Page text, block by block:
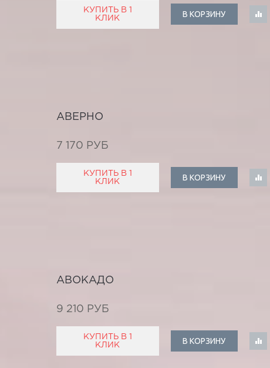
КУПИТЬ В 1
КЛИК
В КОРЗИНУ
АВЕРНО
7 170 РУБ
КУПИТЬ В 1
КЛИК
В КОРЗИНУ
АВОКАДО
9 210 РУБ
КУПИТЬ В 1
КЛИК
В КОРЗИНУ